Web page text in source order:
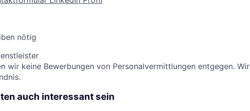
nötig
wir keine Bewerbungen von Personalvermittlungen entgegen. Wir
auch interessant sein